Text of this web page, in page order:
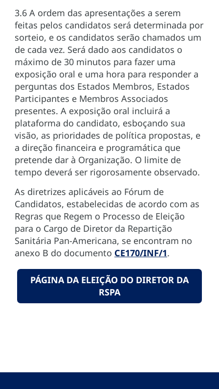
3.6 A ordem das apresentações a serem
feitas pelos candidatos será determinada por
sorteio, e os candidatos serão chamados um
de cada vez. Será dado aos candidatos o
máximo de 30 minutos para fazer uma
exposição oral e uma hora para responder a
perguntas dos Estados Membros, Estados
Participantes e Membros Associados
presentes. A exposição oral incluirá a
plataforma do candidato, esboçando sua
visão, as prioridades de política propostas, e
a direção financeira e programática que
pretende dar à Organização. O limite de
tempo deverá ser rigorosamente observado.
As diretrizes aplicáveis ao Fórum de
Candidatos, estabelecidas de acordo com as
Regras que Regem o Processo de Eleição
para o Cargo de Diretor da Repartição
Sanitária Pan-Americana, se encontram no
anexo B do documento CE170/INF/1.
PÁGINA DA ELEIÇÃO DO DIRETOR DA
RSPA